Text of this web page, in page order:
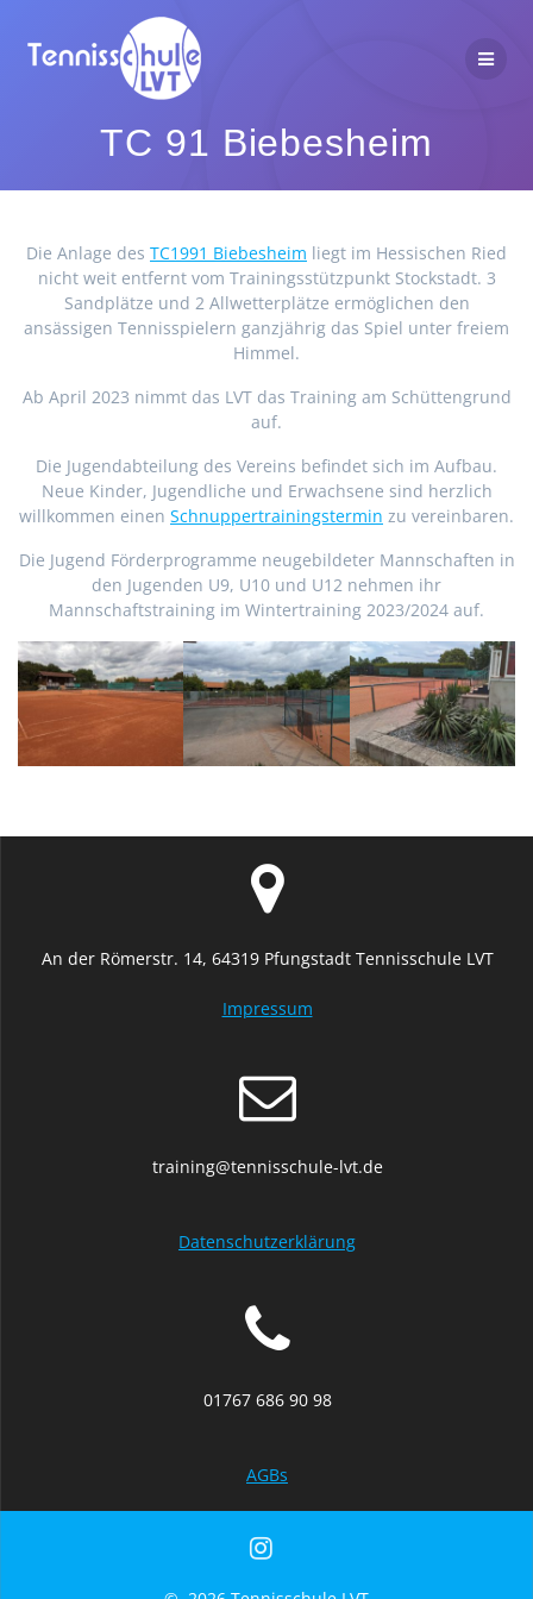
TC 91 Biebesheim
Die Anlage des TC1991 Biebesheim liegt im Hessischen Ried
nicht weit entfernt vom Trainingsstützpunkt Stockstadt. 3
Sandplätze und 2 Allwetterplätze ermöglichen den
ansässigen Tennisspielern ganzjährig das Spiel unter freiem
Himmel.
Ab April 2023 nimmt das LVT das Training am Schüttengrund
auf.
Die Jugendabteilung des Vereins befindet sich im Aufbau.
Neue Kinder, Jugendliche und Erwachsene sind herzlich
willkommen einen Schnuppertrainingstermin zu vereinbaren.
Die Jugend Förderprogramme neugebildeter Mannschaften in
den Jugenden U9, U10 und U12 nehmen ihr
Mannschaftstraining im Wintertraining 2023/2024 auf.
An der Römerstr. 14, 64319 Pfungstadt Tennisschule LVT
Impressum
training@tennisschule-lvt.de
Datenschutzerklärung
01767 686 90 98
AGBs